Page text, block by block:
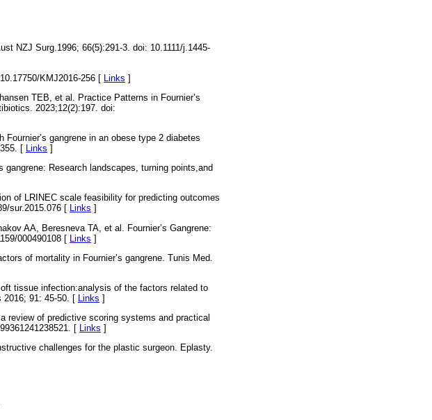
NZJ Surg.1996; 66(5):291-3. doi: 10.1111/j.1445-
KMJ2016-256 [ Links ]
TEB, et al. Practice Patterns in Fournier’s
2023;12(2):197. doi:
gangrene in an obese type 2 diabetes
[ Links ]
gangrene: Research landscapes, turning points,and
of LRINEC scale feasibility for predicting outcomes
sur.2015.076 [ Links ]
AA, Beresneva TA, et al. Fournier’s Gangrene:
000490108 [ Links ]
of mortality in Fournier’s gangrene. Tunis Med.
tissue infection:analysis of the factors related to
2016; 91: 45-50. [
Links ]
review of predictive scoring systems and practical
[ Links ]
challenges for the plastic surgeon. Eplasty.